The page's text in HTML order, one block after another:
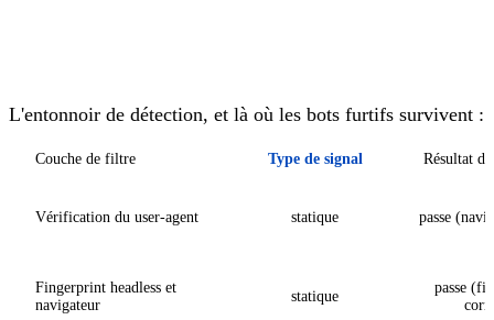
L'entonnoir de détection, et là où les bots furtifs survivent :
Couche de filtre Type de signal Résultat
Vérification du user-agent statique passe
Fingerprint headless et
navigateur
statique
passe